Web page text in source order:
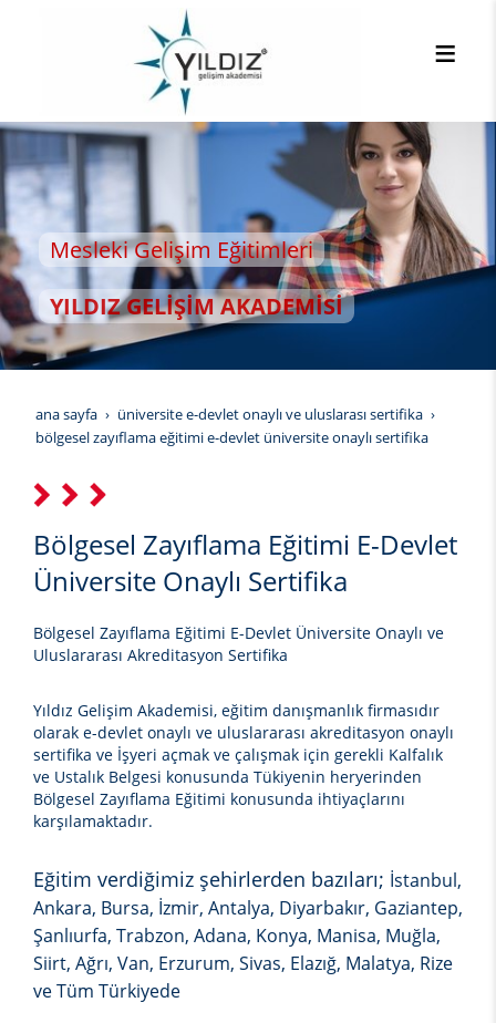
Gelişim Eğitimleri
GELİŞİM AKADEMİSİ
ana sayfa
üniversite e-devlet onaylı ve uluslarası sertifika
bölgesel zayıflama eğitimi e-devlet üniversite onaylı sertifika
Bölgesel Zayıflama Eğitimi E-Devlet
Üniversite Onaylı Sertifika
Bölgesel Zayıflama Eğitimi E-Devlet Üniversite Onaylı ve
Uluslararası Akreditasyon Sertifika
Yıldız Gelişim Akademisi, eğitim danışmanlık firmasıdır
olarak e-devlet onaylı ve uluslararası akreditasyon onaylı
sertifika ve İşyeri açmak ve çalışmak için gerekli Kalfalık
ve Ustalık Belgesi konusunda Tükiyenin heryerinden
Bölgesel Zayıflama Eğitimi konusunda ihtiyaçlarını
karşılamaktadır.
Eğitim verdiğimiz şehirlerden bazıları; İstanbul,
Ankara, Bursa, İzmir, Antalya, Diyarbakır, Gaziantep,
Şanlıurfa, Trabzon, Adana, Konya, Manisa, Muğla,
Siirt, Ağrı, Van, Erzurum, Sivas, Elazığ, Malatya, Rize
ve Tüm Türkiyede